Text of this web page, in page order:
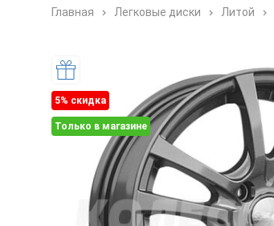
Главная Легковые диски Литой
5% cкидка
Только в магазине